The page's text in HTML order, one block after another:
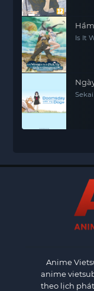
Is It
Anime
anime
theo lịch